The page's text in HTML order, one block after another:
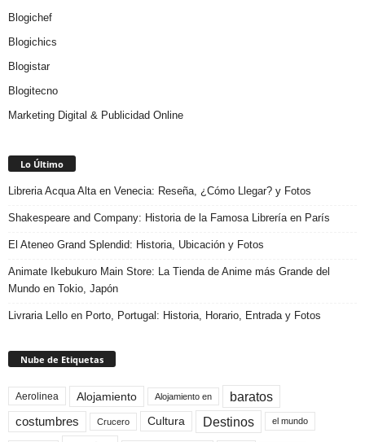
Blogichef
Blogichics
Blogistar
Blogitecno
Marketing Digital & Publicidad Online
Lo Último
Libreria Acqua Alta en Venecia: Reseña, ¿Cómo Llegar? y Fotos
Shakespeare and Company: Historia de la Famosa Librería en París
El Ateneo Grand Splendid: Historia, Ubicación y Fotos
Animate Ikebukuro Main Store: La Tienda de Anime más Grande del
Mundo en Tokio, Japón
Livraria Lello en Porto, Portugal: Historia, Horario, Entrada y Fotos
Nube de Etiquetas
Aerolinea Alojamiento Alojamiento en baratos
costumbres Crucero Cultura Destinos el mundo